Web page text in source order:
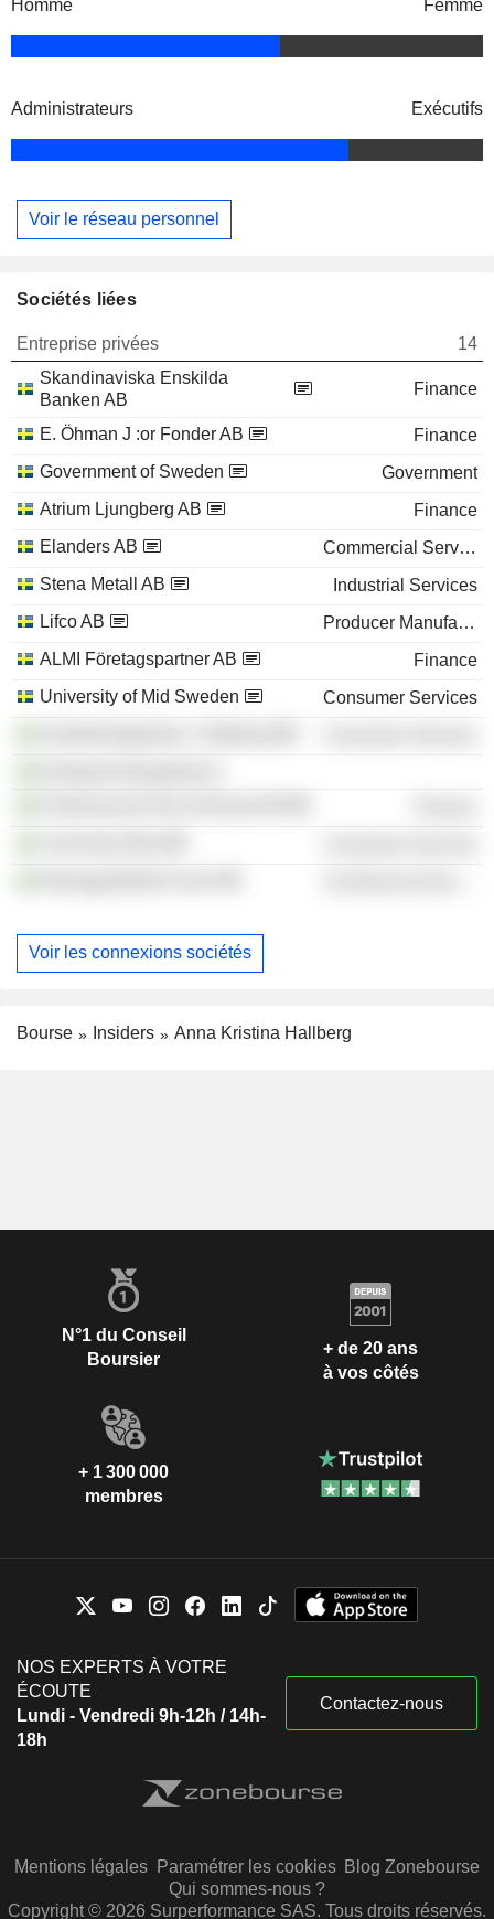
Homme Femme
Administrateurs Exécutifs
Voir le réseau personnel
Sociétés liées
Entreprise privées
14
Skandinaviska Enskilda
Banken AB
Finance
E. Öhman J :or Fonder AB
Finance
Government of Sweden
Government
Atrium Ljungberg AB
Finance
Elanders AB
Commercial Services
Stena Metall AB
Industrial Services
Lifco AB
Producer Manufacturing
ALMI Företagspartner AB
Finance
University of Mid Sweden
Consumer Services
Voir les connexions sociétés
Bourse Insiders Anna Kristina Hallberg
N°1 du Conseil
Boursier
+ de 20 ans
à vos côtés
+ 1 300 000
membres
NOS EXPERTS À VOTRE
ÉCOUTE
Lundi - Vendredi 9h-12h / 14h-
18h
Contactez-nous
Mentions légales Paramétrer les cookies Blog Zonebourse
Qui sommes-nous ?
Copyright © 2026 Surperformance SAS. Tous droits réservés.